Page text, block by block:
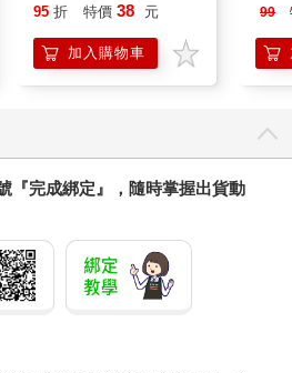
95 折 特價 38 元
加入購物車
99
『完成綁定』，隨時掌握出貨動